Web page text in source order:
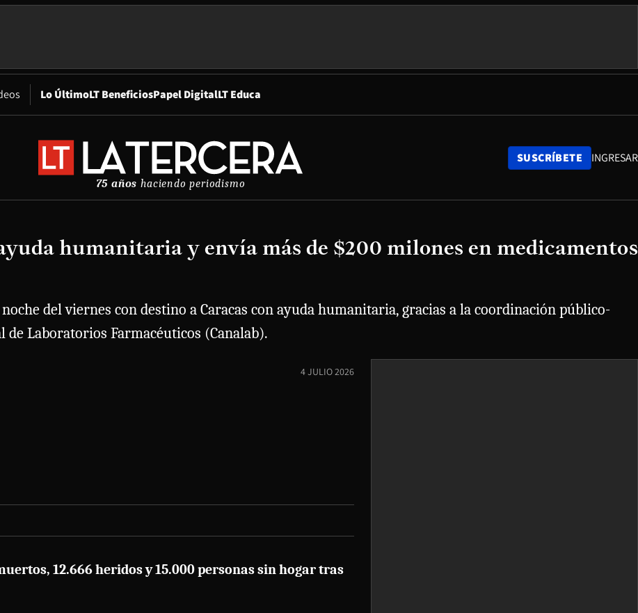
Lo ÚltimoLT BeneficiosPapel DigitalOpens in new window
LT Educa
75 años haciendo periodismo
SUSCRÍBETE INGRESAR
humanitaria y envía más de $200 milones en medicamentos
del viernes con destino a Caracas con ayuda humanitaria, gracias a la coordinación público-
de Laboratorios Farmacéuticos (Canalab).
4 JULIO 2026
12.666 heridos y 15.000 personas sin hogar tras